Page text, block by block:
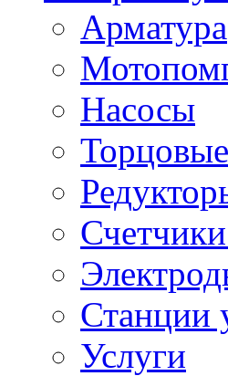
Арматура
Насосы
Станции
Услуги